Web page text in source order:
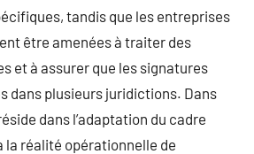
tandis que les entreprises
être amenées à traiter des
et à assurer que les signatures
dans plusieurs juridictions. Dans
dans l’adaptation du cadre
la réalité opérationnelle de